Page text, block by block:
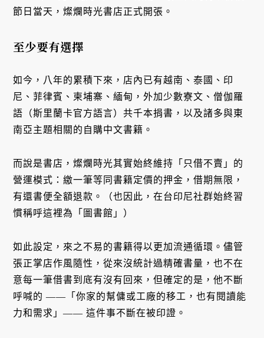
節日當天，燦爛時光書店正式開張。
至少要有選擇
如今，八年的累積下來，店內已有越南、泰國、印
尼、菲律賓、柬埔寨、緬甸，外加少數寮文、僧伽羅
語（斯里蘭卡官方語言）共千本捐書，以及諸多與東
南亞主題相關的自購中文書籍。
而說是書店，燦爛時光其實始終維持「只借不賣」的
營運模式：繳一筆等同書籍定價的押金，借期無限，
有還書便全額退款。（也因此，在台印尼社群始終習
慣稱呼這裡為「圖書館」）
如此設定，來之不易的書籍得以更加流通循環。儘管
張正掌店作風隨性，從來沒統計過精確書量，也不在
意每一筆借書到底有沒有回來，但確定的是，他不斷
呼喊的 ——「你家的幫傭或工廠的移工，也有閱讀能
力和需求」—— 這件事不斷在被印證。